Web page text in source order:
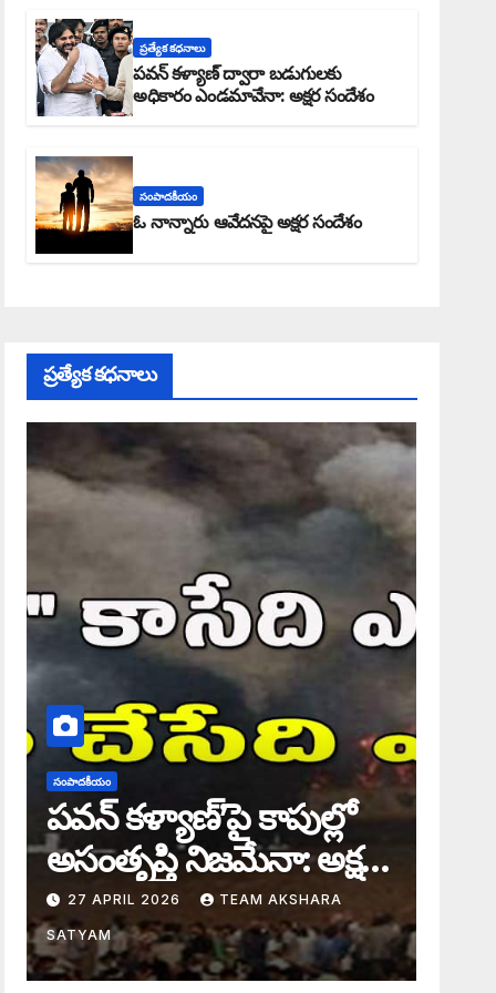
ప్రత్యేక కధనాలు
పవన్ కళ్యాణ్ ద్వారా బడుగులకు
అధికారం ఎండమావేనా: అక్షర సందేశం
సంపాదకీయం
ఓ నాన్నారు ఆవేదనపై అక్షర సందేశం
ప్రత్యేక కధనాలు
సంపాదకీయం
పవన్ కళ్యాణ్’పై కాపుల్లో
అసంతృప్తి నిజమేనా: అక్షర
సందేశం
27 APRIL 2026 TEAM AKSHARA
SATYAM